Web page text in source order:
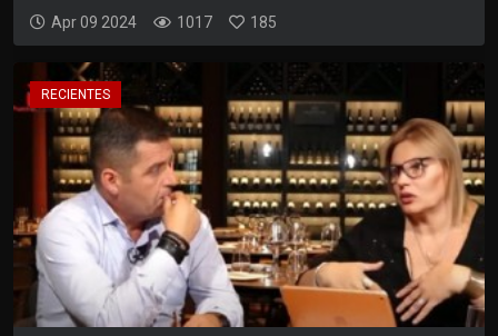
Apr 09 2024 1017 185
RECIENTES